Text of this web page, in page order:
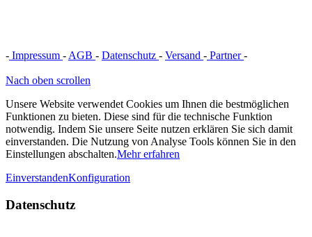
- Impressum - AGB - Datenschutz - Versand - Partner-
Nach oben scrollen
Unsere Website verwendet Cookies um Ihnen die bestmöglichen
Funktionen zu bieten. Diese sind für die technische Funktion
notwendig. Indem Sie unsere Seite nutzen erklären Sie sich damit
einverstanden. Die Nutzung von Analyse Tools können Sie in den
Einstellungen abschalten.Mehr erfahren
EinverstandenKonfiguration
Datenschutz